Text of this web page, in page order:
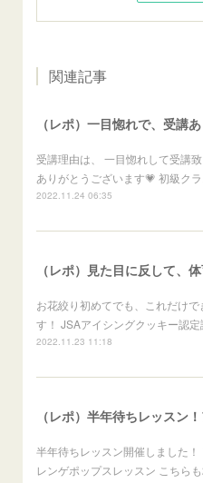
関連記事
受講理由は、 一目惚れして受講致
ありがとうございます💗 初級ク
2022.11.24 06:35
お花絞り初めてでも、これだけで
す！ JSAアイシングクッキー認定
2022.11.23 11:18
半年待ちレッスン開催しました！
レンゲポップスレッスン こちら